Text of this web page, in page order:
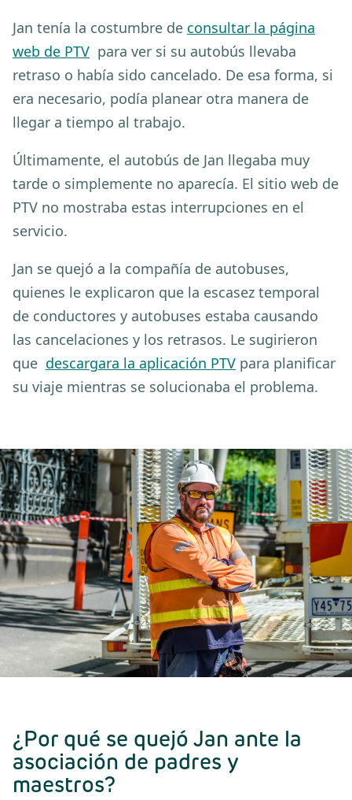
Jan tenía la costumbre de consultar la página
web de PTV para ver si su autobús llevaba
retraso o había sido cancelado. De esa forma, si
era necesario, podía planear otra manera de
llegar a tiempo al trabajo.
Últimamente, el autobús de Jan llegaba muy
tarde o simplemente no aparecía. El sitio web de
PTV no mostraba estas interrupciones en el
servicio.
Jan se quejó a la compañía de autobuses,
quienes le explicaron que la escasez temporal
de conductores y autobuses estaba causando
las cancelaciones y los retrasos. Le sugirieron
que descargara la aplicación PTV para planificar
su viaje mientras se solucionaba el problema.
¿Por qué se quejó Jan ante la
asociación de padres y
maestros?